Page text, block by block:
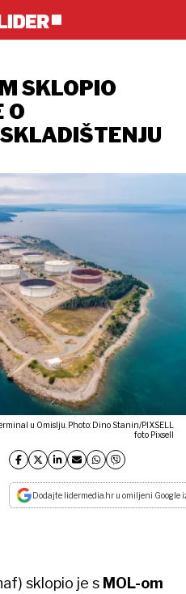
SKLOPIO
O
u Omislju. Photo: Dino Stanin/PIXSELL
foto Pixsell
Dodajte lidermedia.hr u omiljeni Google
sklopio je s MOL-om